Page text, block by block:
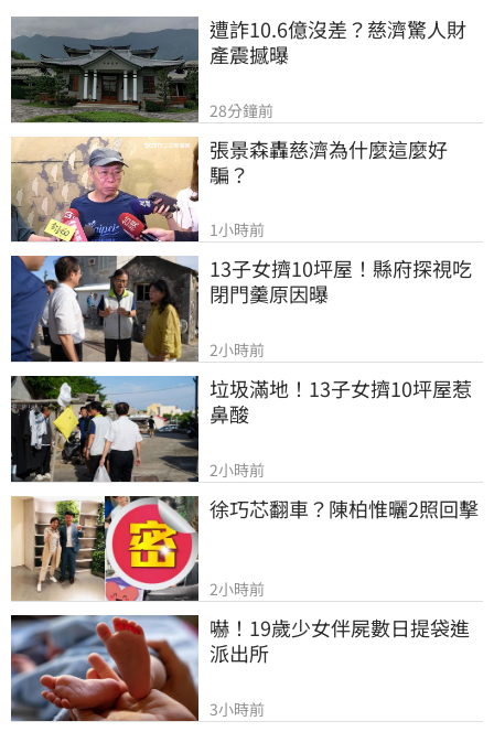
遭詐10.6億沒差？慈濟驚人財
產震撼曝
28分鐘前
張景森轟慈濟為什麼這麼好
騙？
1小時前
13子女擠10坪屋！縣府探視吃
閉門羹原因曝
2小時前
垃圾滿地！13子女擠10坪屋惹
鼻酸
2小時前
徐巧芯翻車？陳柏惟曬2照回擊
2小時前
嚇！19歲少女伴屍數日提袋進
派出所
3小時前